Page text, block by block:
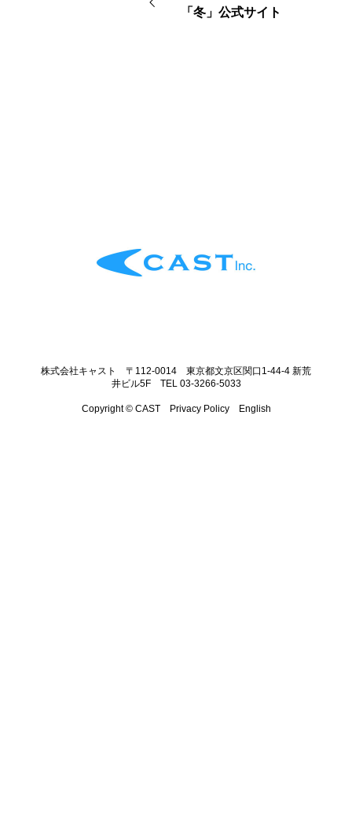
「冬」公式サイト
株式会社キャスト 〒112-0014 東京都文京区関口1-44-4 新荒
井ビル5F TEL 03-3266-5033
Copyright © CAST Privacy Policy English